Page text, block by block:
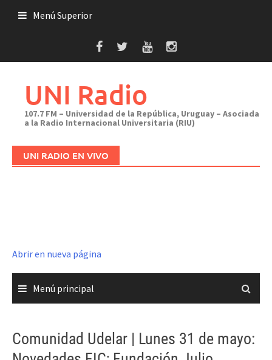
Menú Superior
UNI Radio
107.7 FM – Universidad de la República, Uruguay – Asociada
a la Radio Internacional Universitaria (RIU)
UNI RADIO EN VIVO
Abrir en nueva página
Menú principal
Comunidad Udelar | Lunes 31 de mayo: